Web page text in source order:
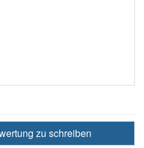
zu schreiben